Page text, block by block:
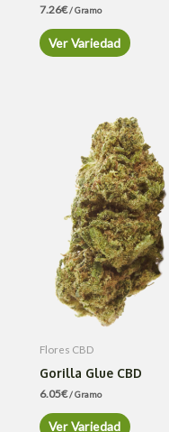
7.26€/ Gramo
Ver Variedad
Flores CBD
Gorilla Glue CBD
6.05€/ Gramo
Ver Variedad